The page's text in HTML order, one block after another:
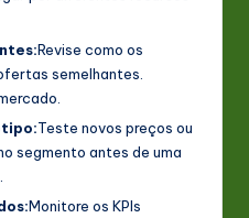
Revise como os
semelhantes.
Teste novos preços ou
segmento antes de uma
Monitore os KPIs